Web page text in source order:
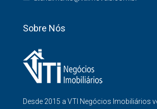
Sobre Nós
Desde 2015 a VTI Negócios Imobiliários